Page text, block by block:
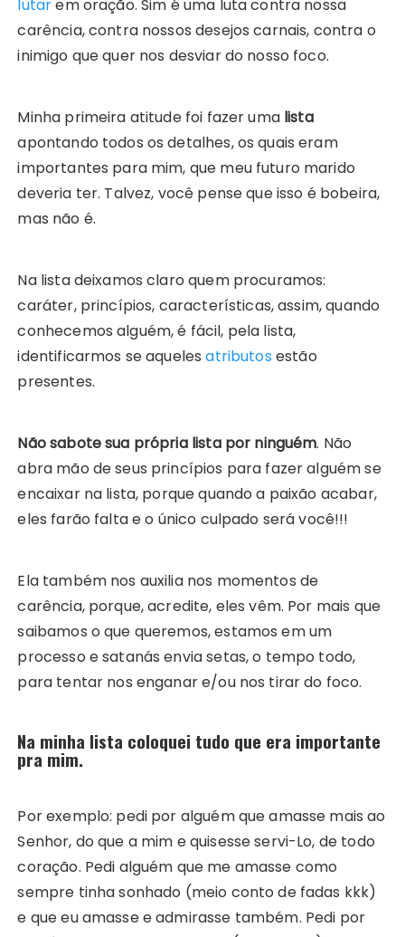
lutarem oração. Sim é uma luta contra nossa
carência, contra nossos desejos carnais, contra o
inimigo que quer nos desviar do nosso foco.
Minha primeira atitude foi fazer uma lista
apontando todos os detalhes, os quais eram
importantes para mim, que meu futuro marido
deveria ter. Talvez, você pense que isso é bobeira,
mas não é.
Na lista deixamos claro quem procuramos:
caráter, princípios, características, assim, quando
conhecemos alguém, é fácil, pela lista,
identificarmos se aquelesatributos estão
presentes.
Não sabote sua própria lista por ninguém. Não
abra mão de seus princípios para fazer alguém se
encaixar na lista, porque quando a paixão acabar,
eles farão falta e o único culpado será você!!!
Ela também nos auxilia nos momentos de
carência, porque, acredite, eles vêm. Por mais que
saibamos o que queremos, estamos em um
processo e satanás envia setas, o tempo todo,
para tentar nos enganar e/ou nos tirar do foco.
Na minha lista coloquei tudo que era importante
pra mim.
Por exemplo: pedi por alguém que amasse mais ao
Senhor, do que a mim e quisesse servi-Lo, de todo
coração. Pedi alguém que me amasse como
sempre tinha sonhado (meio conto de fadas kkk)
e que eu amasse e admirasse também. Pedi por